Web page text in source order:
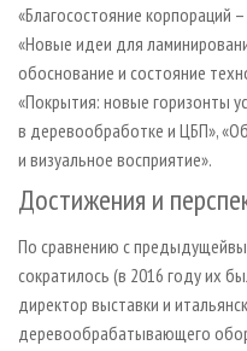
«Благосостояние корпораций
«Новые идеи для
обоснование и состояние
«Покрытия: новые горизонты
в деревообработке и ЦБП»,
и визуальное восприятие».
Достижения и
По сравнению с
сократилось (в 2016 году их
директор выставки и
деревообрабатывающего